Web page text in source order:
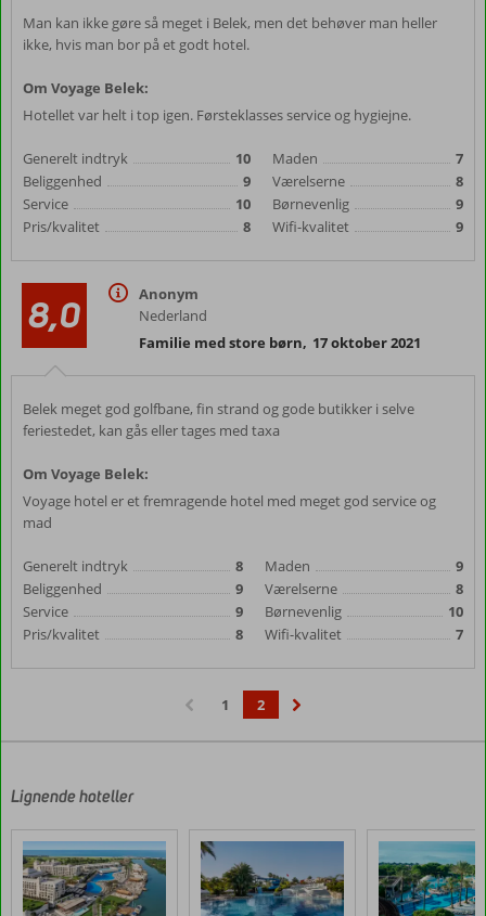
Man kan ikke gøre så meget i Belek, men det behøver man heller
ikke, hvis man bor på et godt hotel.
Om Voyage Belek:
Hotellet var helt i top igen. Førsteklasses service og hygiejne.
Generelt indtryk
10
Beliggenhed
9
Service
10
Pris/kvalitet
8
Maden
7
Værelserne
8
Børnevenlig
9
Wifi-kvalitet
9
8,0
Anonym
Nederland
Familie med store børn, 17 oktober 2021
Belek meget god golfbane, fin strand og gode butikker i selve
feriestedet, kan gås eller tages med taxa
Om Voyage Belek:
Voyage hotel er et fremragende hotel med meget god service og
mad
Generelt indtryk
8
Beliggenhed
9
Service
9
Pris/kvalitet
8
Maden
9
Værelserne
8
Børnevenlig
10
Wifi-kvalitet
7
1
2
Lignende hoteller